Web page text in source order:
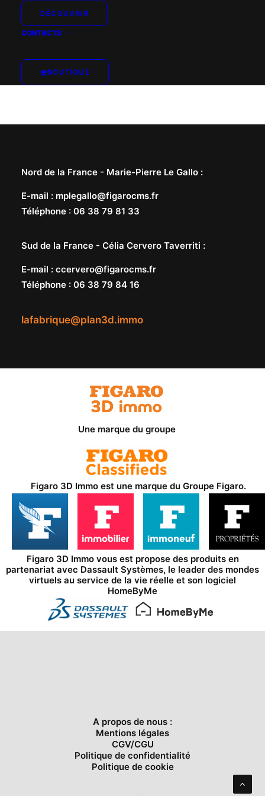
DÉCOUVRIR
CONTACTS
BOUTIQUE
lafabrique@plan3d.immo
Nord de la France - Marie-Pierre Le Gallo :
E-mail : mplegallo@figarocms.fr
Téléphone : 06 38 79 81 33
Sud de la France - Célia Cervero Taverriti :
E-mail : ccervero@figarocms.fr
Téléphone : 06 38 79 84 16
Une marque du groupe
Figaro 3D Immo est une marque du Groupe Figaro.
Figaro 3D Immo vous est propose des produits en
partenariat avec Dassault Systèmes, le leader des mondes
virtuels au service de la vie réelle et son logiciel
HomeByMe
A propos de nous :
Mentions légales
CGV/CGU
Politique de confidentialité
Politique de cookie